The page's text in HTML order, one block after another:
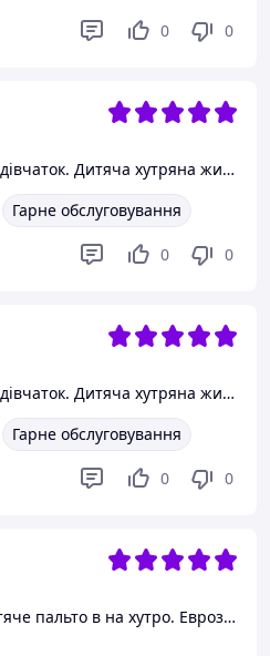
0 0
Дитяча шубка. Шуба для дівчаток. Дитяча хутряна жилетка з рукавами. Розмір 104-134 130, Пудра
Гарне обслуговування
0 0
Дитяча шубка. Шуба для дівчаток. Дитяча хутряна жилетка з рукавами. Розмір 104-134
Гарне обслуговування
0 0
Дитяча еко дубленка. Дитяче пальто в на хутро. Еврозима 140